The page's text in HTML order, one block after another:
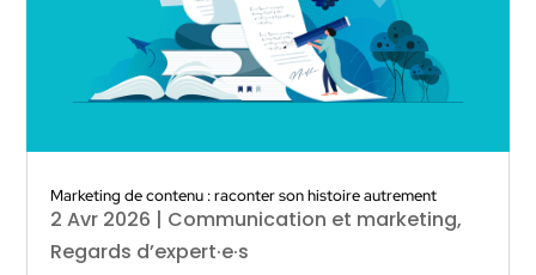
Marketing de contenu : raconter son histoire autrement
2 Avr 2026 | Communication et marketing,
Regards d’expert·e·s